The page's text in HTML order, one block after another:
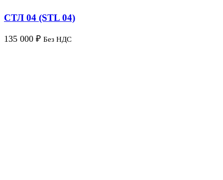
СТЛ 04 (STL 04)
135 000 ₽ Без НДС